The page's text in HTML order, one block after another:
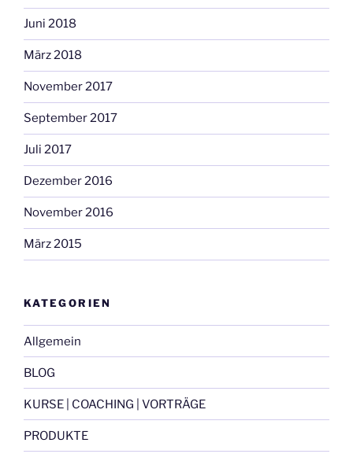
Juni 2018
März 2018
November 2017
September 2017
Juli 2017
Dezember 2016
November 2016
März 2015
KATEGORIEN
Allgemein
BLOG
KURSE | COACHING | VORTRÄGE
PRODUKTE